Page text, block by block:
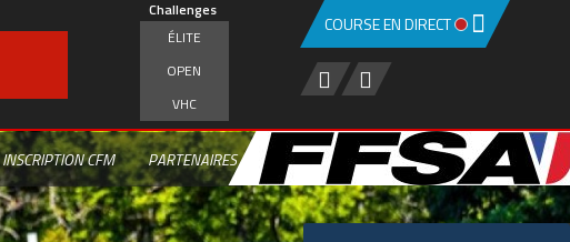
Challenges
ÉLITE
OPEN
VHC
INSCRIPTION CFM PARTENAIRES
COURSE EN DIRECT